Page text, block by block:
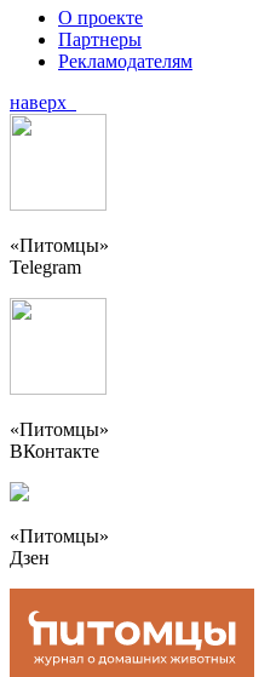
О проекте
Партнеры
Рекламодателям
наверх
«Питомцы»
Telegram
«Питомцы»
ВКонтакте
«Питомцы»
Дзен